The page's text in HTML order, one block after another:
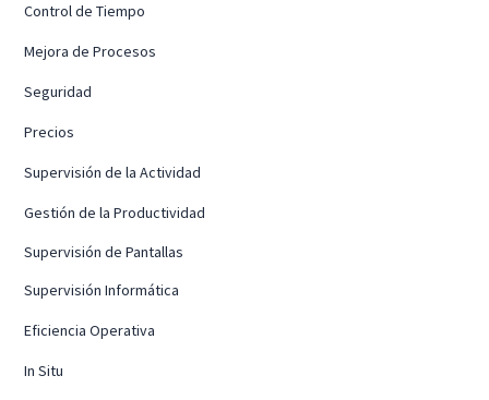
Control de Tiempo
Mejora de Procesos
Seguridad
Precios
Supervisión de la Actividad
Gestión de la Productividad
Supervisión de Pantallas
Supervisión Informática
Eficiencia Operativa
In Situ